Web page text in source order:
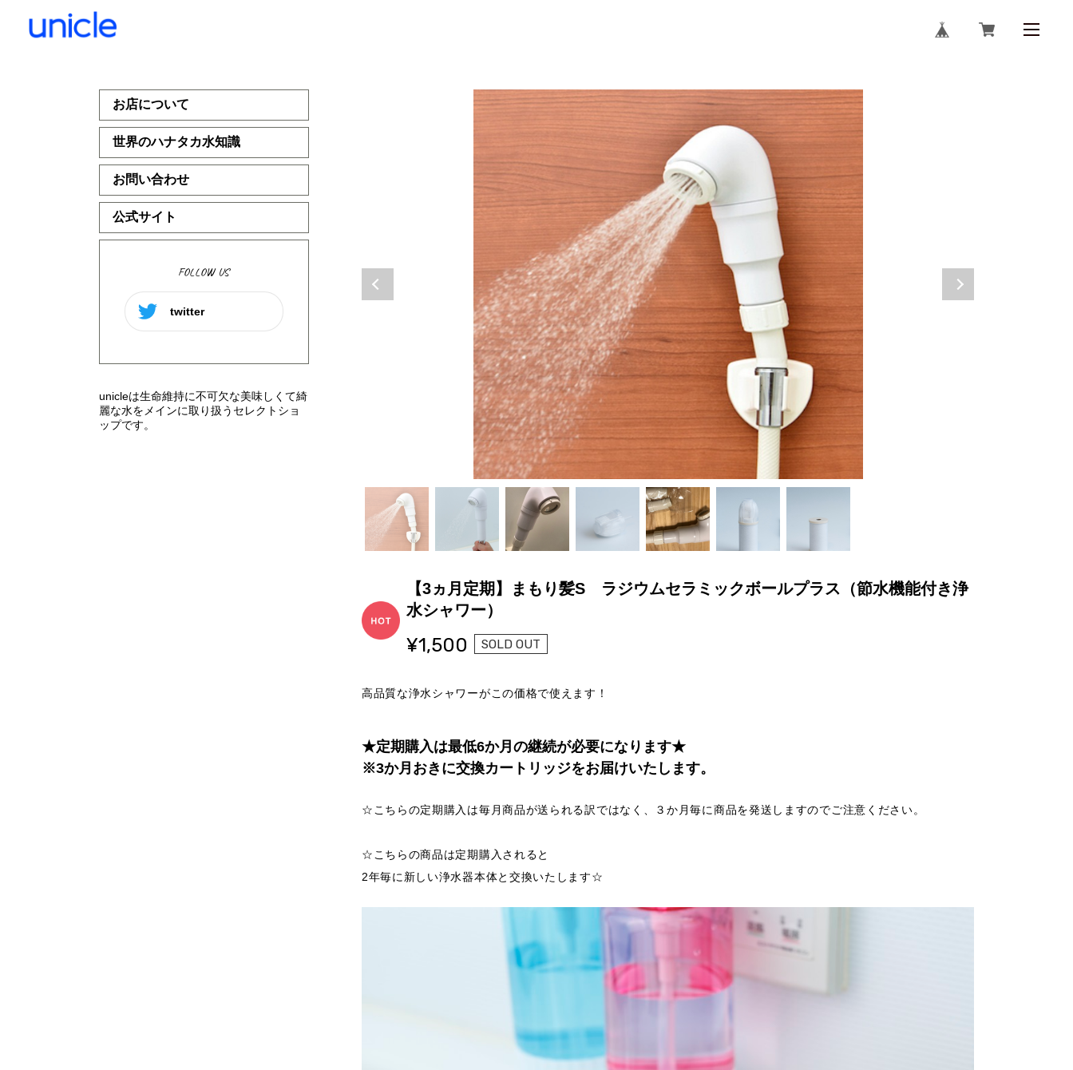
お店について
世界のハナタカ水知識
お問い合わせ
公式サイト
FOLLOW US
twitter
unicleは生命維持に不可欠な美味しくて綺
麗な水をメインに取り扱うセレクトショ
ップです。
【3ヵ月定期】まもり髪S ラジウムセラミックボールプラス（節水機能付き浄
水シャワー）
¥1,500 SOLD OUT
高品質な浄水シャワーがこの価格で使えます！
★定期購入は最低6か月の継続が必要になります★
※3か月おきに交換カートリッジをお届けいたします。
☆こちらの定期購入は毎月商品が送られる訳ではなく、３か月毎に商品を発送しますのでご注意ください。
☆こちらの商品は定期購入されると
2年毎に新しい浄水器本体と交換いたします☆